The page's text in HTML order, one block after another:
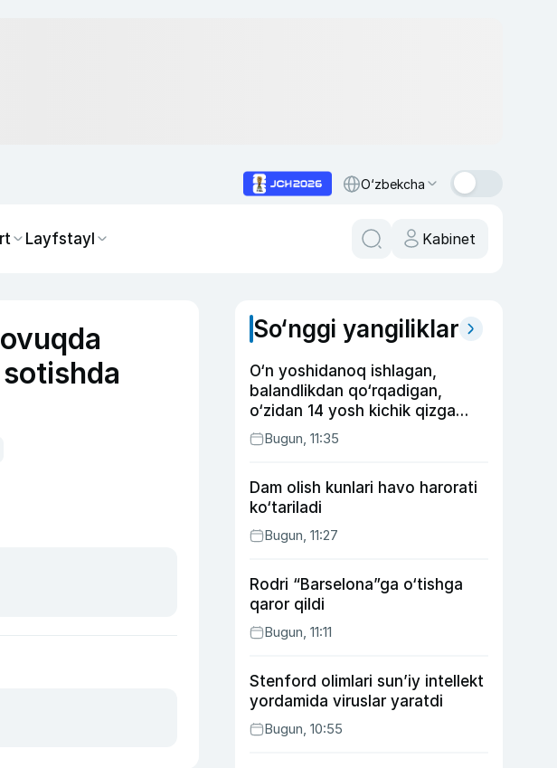
O‘zbekcha
Layfstayl Kabinet
So‘nggi yangiliklar
O‘n yoshidanoq ishlagan,
balandlikdan qo‘rqadigan,
o‘zidan 14 yosh kichik qizga
uylangan Yorqinxo‘ja Umarov
34 yoshda
Bugun, 11:35
Dam olish kunlari havo harorati
ko‘tariladi
Bugun, 11:27
Rodri “Barselona”ga o‘tishga
qaror qildi
Bugun, 11:11
Stenford olimlari sun’iy intellekt
yordamida viruslar yaratdi
Bugun, 10:55